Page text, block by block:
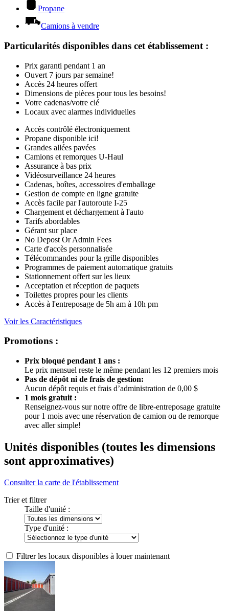
Propane
Camions à vendre
Particularités disponibles dans cet établissement :
Prix garanti pendant 1 an
Ouvert 7 jours par semaine!
Accès 24 heures offert
Dimensions de pièces pour tous les besoins!
Votre cadenas/votre clé
Locaux avec alarmes individuelles
Accès contrôlé électroniquement
Propane disponible ici!
Grandes allées pavées
Camions et remorques U-Haul
Assurance à bas prix
Vidéosurveillance 24 heures
Cadenas, boîtes, accessoires d'emballage
Gestion de compte en ligne gratuite
Accès facile par l'autoroute I-25
Chargement et déchargement à l'auto
Tarifs abordables
Gérant sur place
No Depost Or Admin Fees
Carte d'accès personnalisée
Télécommandes pour la grille disponibles
Programmes de paiement automatique gratuits
Stationnement offert sur les lieux
Acceptation et réception de paquets
Toilettes propres pour les clients
Accès à l'entreposage de 5h am à 10h pm
Voir les Caractéristiques
Promotions :
Prix bloqué pendant 1 ans :
Le prix mensuel reste le même pendant les 12 premiers mois
Pas de dépôt ni de frais de gestion:
Aucun dépôt requis et frais d’administration de 0,00 $
1 mois gratuit :
Renseignez-vous sur notre offre de libre-entreposage gratuite
pour 1 mois avec une réservation de camion ou de remorque
avec aller simple!
Unités disponibles (toutes les dimensions
sont approximatives)
Consulter la carte de l'établissement
Trier et filtrer
Taille d'unité :
Type d'unité :
Filtrer les locaux disponibles à louer maintenant